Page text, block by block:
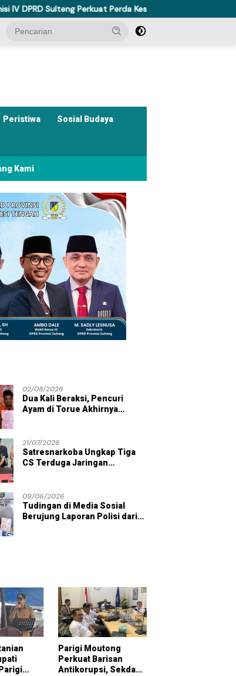
Perkuat Perda Kesehatan Dukung Program Berani Sehat
Peristiwa Sosial Budaya
Kami
02/08/2026
Dua Kali Beraksi, Pencuri
Ayam di Torue Akhirnya
21/07/2026
Satresnarkoba Ungkap Tiga
CS Terduga Jaringan
09/06/2026
Tudingan di Media Sosial
Berujung Laporan Polisi dari
Parigi Moutong
Perkuat Barisan
Antikorupsi, Sekda